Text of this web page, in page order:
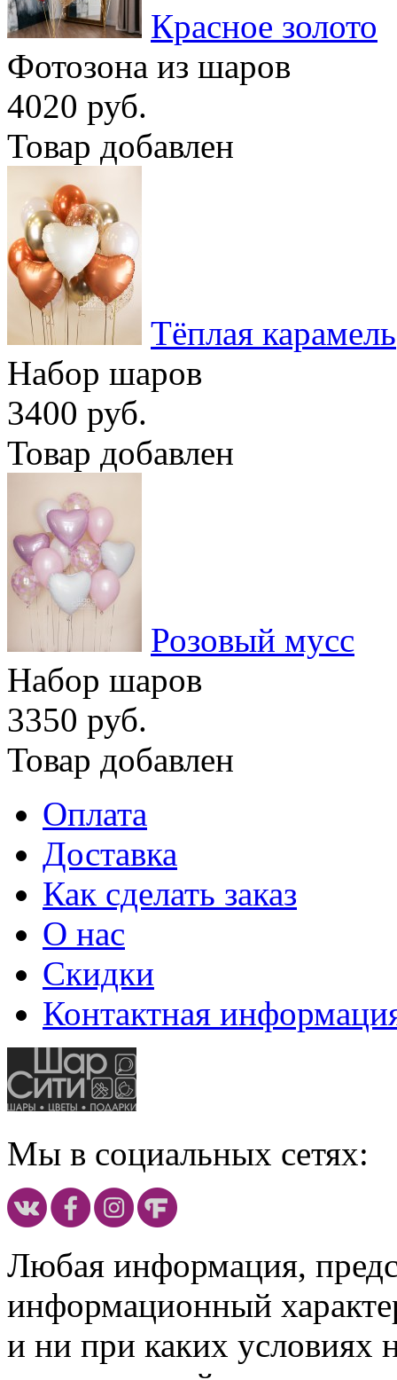
Красное золото
Фотозона из шаров
4020 руб.
Товар добавлен
Тёплая карамель
Набор шаров
3400 руб.
Товар добавлен
Розовый мусс
Набор шаров
3350 руб.
Товар добавлен
Оплата
Доставка
Как сделать заказ
О нас
Скидки
Контактная
Мы в социальных сетях:
Любая информация,
информационный
и ни при каких условиях